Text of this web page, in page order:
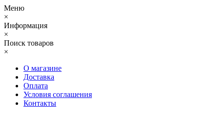
Меню
×
Информация
×
Поиск товаров
×
О магазине
Доставка
Оплата
Условия соглашения
Контакты